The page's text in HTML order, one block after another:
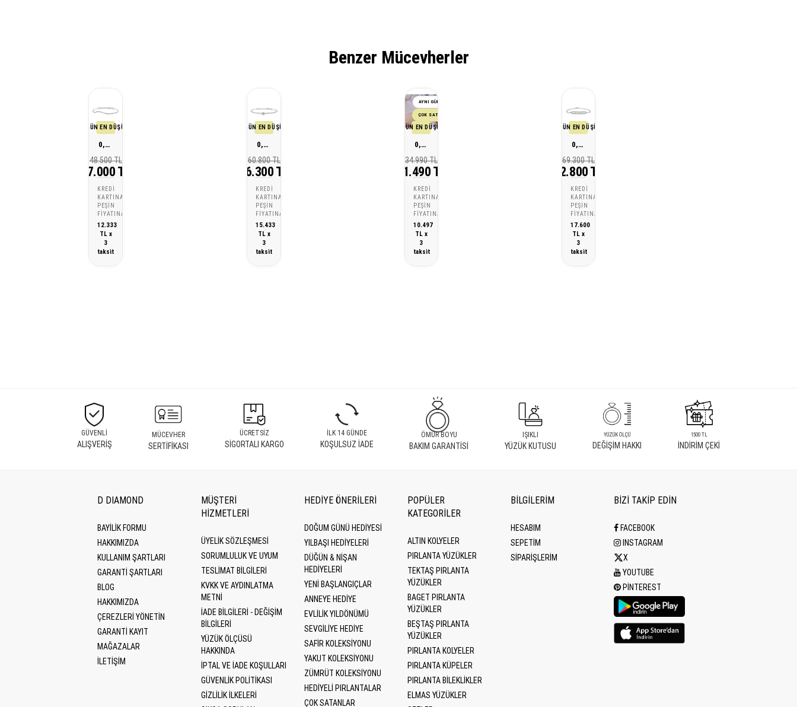
Benzer Mücevherler
SON 30 GÜN EN DÜŞÜK FİYATI
0,20 Karat Tasarım Pırlanta Bileklik
48.500 TL
37.000 TL
KREDI
KARTINA
PEŞIN
FIYATINA
12.333
TL x
3
taksit
SON 30 GÜN EN DÜŞÜK FİYATI
0,30 Karat Tasarım Pırlanta Bileklik
60.800 TL
46.300 TL
KREDI
KARTINA
PEŞIN
FIYATINA
15.433
TL x
3
taksit
AYNI GÜN KARGO
ÇOK SATAN
SON 30 GÜN EN DÜŞÜK FİYATI
0,30 Karat Tasarım Pırlanta Bileklik
34.990 TL
31.490 TL
KREDI
KARTINA
PEŞIN
FIYATINA
10.497
TL x
3
taksit
SON 30 GÜN EN DÜŞÜK FİYATI
0,52 Karat Tasarım Pırlanta Bileklik
69.300 TL
52.800 TL
KREDI
KARTINA
PEŞIN
FIYATINA
17.600
TL x
3
taksit
GÜVENLİ
ALIŞVERİŞ
MÜCEVHER
SERTİFİKASI
ÜCRETSİZ
SİGORTALI KARGO
İLK 14 GÜNDE
KOŞULSUZ İADE
ÖMÜR BOYU
BAKIM GARANTİSİ
IŞIKLI
YÜZÜK KUTUSU
YÜZÜK ÖLÇÜ
DEĞİŞİM HAKKI
1500 TL
İNDİRİM ÇEKİ
D DIAMOND
BAYİLİK FORMU
HAKKIMIZDA
KULLANIM ŞARTLARI
GARANTI ŞARTLARI
BLOG
HAKKIMIZDA
ÇEREZLERI YÖNETIN
GARANTİ KAYIT
MAĞAZALAR
İLETİŞİM
MÜŞTERİ
HİZMETLERİ
ÜYELIK SÖZLEŞMESI
SORUMLULUK VE UYUM
TESLIMAT BILGILERI
KVKK VE AYDINLATMA
METNI
İADE BILGILERI - DEĞIŞIM
BILGILERI
YÜZÜK ÖLÇÜSÜ
HAKKINDA
İPTAL VE İADE KOŞULLARI
GÜVENLIK POLITIKASI
GIZLILIK İLKELERI
HEDİYE ÖNERİLERİ
DOĞUM GÜNÜ HEDIYESI
YILBAŞI HEDIYELERI
DÜĞÜN & NIŞAN
HEDIYELERI
YENI BAŞLANGIÇLAR
ANNEYE HEDIYE
EVLILIK YILDÖNÜMÜ
SEVGILIYE HEDIYE
SAFIR KOLEKSIYONU
YAKUT KOLEKSIYONU
ZÜMRÜT KOLEKSIYONU
HEDIYELI PIRLANTALAR
ÇOK SATANLAR
POPÜLER
KATEGORILER
ALTIN KOLYELER
PIRLANTA YÜZÜKLER
TEKTAŞ PIRLANTA
YÜZÜKLER
BAGET PIRLANTA
YÜZÜKLER
BEŞTAŞ PIRLANTA
YÜZÜKLER
PIRLANTA KOLYELER
PIRLANTA KÜPELER
PIRLANTA BILEKLIKLER
ELMAS YÜZÜKLER
BİLGİLERİM
HESABIM
SEPETİM
SİPARİŞLERİM
BİZİ TAKİP EDİN
FACEBOOK
INSTAGRAM
X
YOUTUBE
PINTEREST